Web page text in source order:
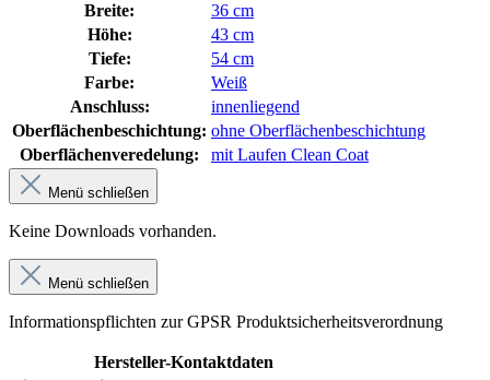
Breite:
36 cm
Höhe:
43 cm
Tiefe:
54 cm
Farbe:
Weiß
Anschluss:
innenliegend
Oberflächenbeschichtung: ohne Oberflächenbeschichtung
Oberflächenveredelung:
mit Laufen Clean Coat
Menü schließen
Keine Downloads vorhanden.
Menü schließen
Informationspflichten zur GPSR Produktsicherheitsverordnung
Hersteller-Kontaktdaten